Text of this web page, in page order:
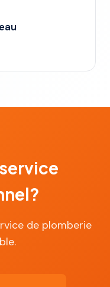
de plomberie